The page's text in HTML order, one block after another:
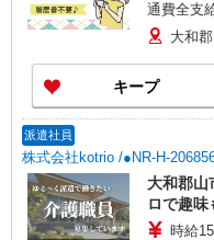
通費全支
大和
キープ
派遣社員
株式会社kotrio /●NR-H-
大和郡山
ロで趣味
時給